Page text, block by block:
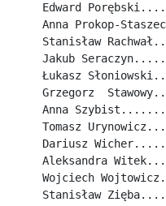
Edward
Anna Prokop-
Stanisław
Jakub
Łukasz
Grzegorz
Anna
Tomasz
Dariusz
Aleksandra
Wojciech
Stanisław